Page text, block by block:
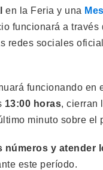
en la Feria y una
funcionará a través
redes sociales
funcionando en
13:00 horas, cierran
minuto sobre el
números y atender
este período.